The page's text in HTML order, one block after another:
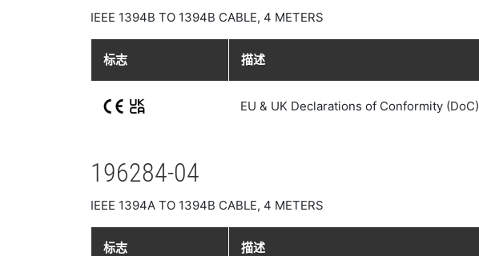
IEEE 1394B TO 1394B CABLE, 4 METERS
标志 描述
EU & UK Declarations of Conformity (DoC)
196284-04
IEEE 1394A TO 1394B CABLE, 4 METERS
标志 描述